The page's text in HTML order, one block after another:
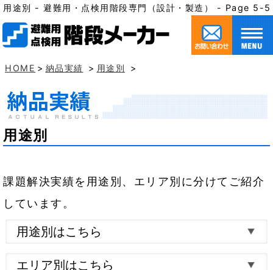
用途別 - 避難用・点検用階段専門（設計・製造） - Page 5-
HOME > 納品実績 > 用途別 >
用途別
課題解決実績を用途別、エリア別に分けてご紹介
しています。